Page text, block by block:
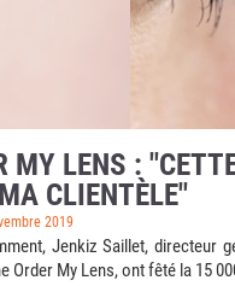
MY LENS :
CLIENTÈLE"
2019
Jenkiz Saillet, directeur
Order My Lens, ont fêté la 15